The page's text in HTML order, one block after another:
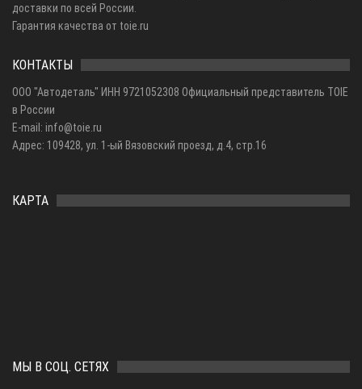
доставки по всей России.
Гарантия качества от toie.ru
КОНТАКТЫ
ООО "Автодеталь" ИНН 9721052308 Официальный представитель TOIE
в России
E-mail: info@toie.ru
Адрес: 109428, ул. 1-ый Вязовский проезд, д.4, стр.16
КАРТА
МЫ В СОЦ. СЕТЯХ